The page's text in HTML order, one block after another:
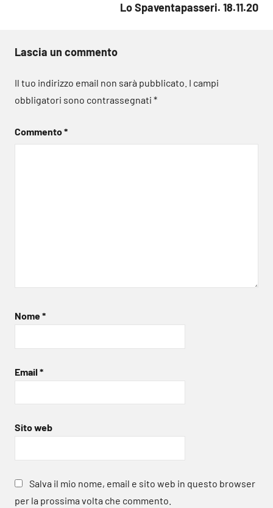
Lo Spaventapasseri. 18.11.20
Lascia un commento
Il tuo indirizzo email non sarà pubblicato. I campi
obbligatori sono contrassegnati *
Commento*
Nome*
Email *
Sito web
Salva il mio nome, email e sito web in questo browser
per la prossima volta che commento.